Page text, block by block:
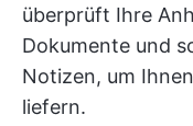
überprüft Ihre
Dokumente und
Notizen, um
liefern.